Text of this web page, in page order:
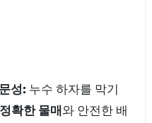
성: 누수 하자를 막기
정확한 물매와 안전한 배